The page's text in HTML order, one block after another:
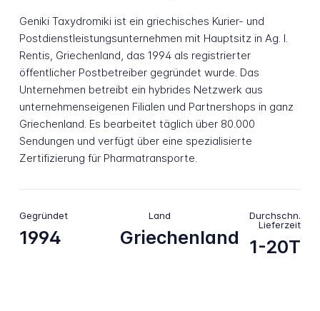
Geniki Taxydromiki ist ein griechisches Kurier- und
Postdienstleistungsunternehmen mit Hauptsitz in Ag. I.
Rentis, Griechenland, das 1994 als registrierter
öffentlicher Postbetreiber gegründet wurde. Das
Unternehmen betreibt ein hybrides Netzwerk aus
unternehmenseigenen Filialen und Partnershops in ganz
Griechenland. Es bearbeitet täglich über 80.000
Sendungen und verfügt über eine spezialisierte
Zertifizierung für Pharmatransporte.
Gegründet
1994
Land
Griechenland
Durchschn.
Lieferzeit
1-20T